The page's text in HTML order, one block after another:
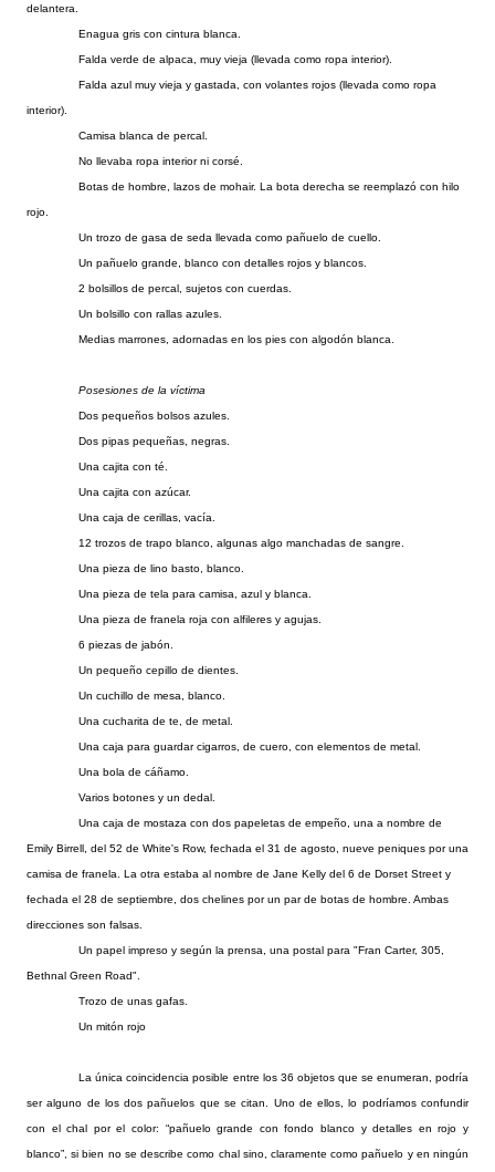
delantera.
Enagua gris con cintura blanca.
Falda verde de alpaca, muy vieja (llevada como ropa interior).
Falda azul muy vieja y gastada, con volantes rojos (llevada como ropa
interior).
Camisa blanca de percal.
No llevaba ropa interior ni corsé.
Botas de hombre, lazos de mohair. La bota derecha se reemplazó con hilo
rojo.
Un trozo de gasa de seda llevada como pañuelo de cuello.
Un pañuelo grande, blanco con detalles rojos y blancos.
2 bolsillos de percal, sujetos con cuerdas.
Un bolsillo con rallas azules.
Medias marrones, adornadas en los pies con algodón blanca.
Posesiones de la víctima
Dos pequeños bolsos azules.
Dos pipas pequeñas, negras.
Una cajita con té.
Una cajita con azúcar.
Una caja de cerillas, vacía.
12 trozos de trapo blanco, algunas algo manchadas de sangre.
Una pieza de lino basto, blanco.
Una pieza de tela para camisa, azul y blanca.
Una pieza de franela roja con alfileres y agujas.
6 piezas de jabón.
Un pequeño cepillo de dientes.
Un cuchillo de mesa, blanco.
Una cucharita de te, de metal.
Una caja para guardar cigarros, de cuero, con elementos de metal.
Una bola de cáñamo.
Varios botones y un dedal.
Una caja de mostaza con dos papeletas de empeño, una a nombre de
Emily Birrell, del 52 de White's Row, fechada el 31 de agosto, nueve peniques por una
camisa de franela. La otra estaba al nombre de Jane Kelly del 6 de Dorset Street y
fechada el 28 de septiembre, dos chelines por un par de botas de hombre. Ambas
direcciones son falsas.
Un papel impreso y según la prensa, una postal para "Fran Carter, 305,
Bethnal Green Road".
Trozo de unas gafas.
Un mitón rojo
La única coincidencia posible entre los 36 objetos que se enumeran, podría
ser alguno de los dos pañuelos que se citan. Uno de ellos, lo podríamos confundir
con el chal por el color: “pañuelo grande con fondo blanco y detalles en rojo y
blanco”, si bien no se describe como chal sino, claramente como pañuelo y en ningún